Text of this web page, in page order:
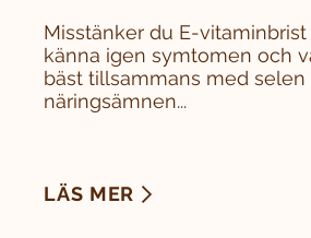
Misstänker du E-
känna igen symtomen och
bäst tillsammans med selen
näringsämnen...
LÄS MER